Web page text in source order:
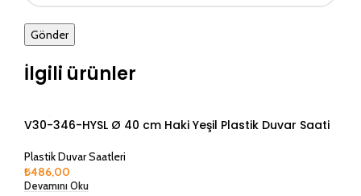
İlgili ürünler
V30-346-HYSL Ø 40 cm Haki Yeşil Plastik Duvar Saati
Plastik Duvar Saatleri
₺486,00
Devamını Oku